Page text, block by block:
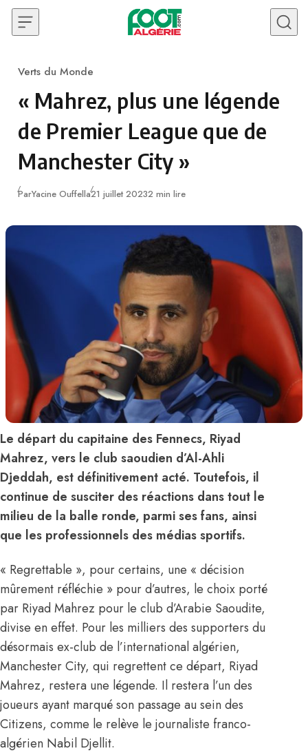
Skip to content
Category
Verts du Monde
« Mahrez, plus une légende
de Premier League que de
Manchester City »
ParYacine OuffellaPublié
21 juillet 20232 min lire
Le départ du capitaine des Fennecs, Riyad
Mahrez, vers le club saoudien d’Al-Ahli
Djeddah, est définitivement acté. Toutefois, il
continue de susciter des réactions dans tout le
milieu de la balle ronde, parmi ses fans, ainsi
que les professionnels des médias sportifs.
« Regrettable », pour certains, une « décision
mûrement réfléchie » pour d’autres, le choix porté
par Riyad Mahrez pour le club d’Arabie Saoudite,
divise en effet. Pour les milliers des supporters du
désormais ex-club de l’international algérien,
Manchester City, qui regrettent ce départ, Riyad
Mahrez, restera une légende. Il restera l’un des
joueurs ayant marqué son passage au sein des
Citizens, comme le relève le journaliste franco-
algérien Nabil Djellit.